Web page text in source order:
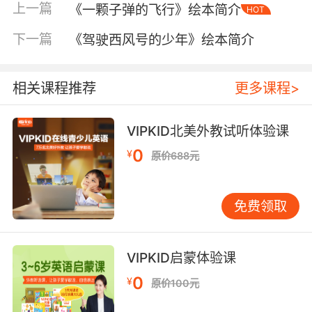
内容简介
叔、艾姆婶婶居住在堪萨斯大草的上。一天，一
场龙卷风把她刮到了一个陌生而神奇的国度——
奥兹国。在那里，她陆续结识了稻草人、铁樵夫
和胆上狮，他们为了实现各自的心愿，互相帮
上一篇 《一颗子弹的飞行》绘本简介 HOT
下一篇 《驾驶西风号的少年》绘本简介
相关课程推荐 更多课程>
VIPKID北美外教试听体验课
¥0 原价688元
免费领取
VIPKID启蒙体验课
¥0 原价100元